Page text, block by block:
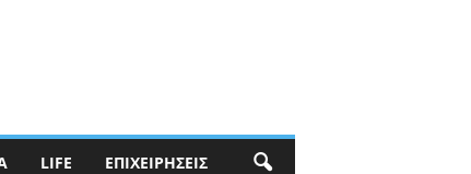
LIFE ΕΠΙΧΕΙΡΉΣΕΙΣ